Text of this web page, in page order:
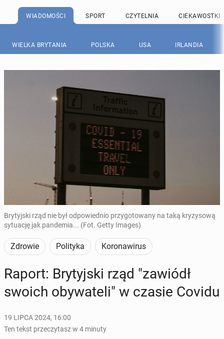
WIADOMOŚCI SPORT CZYTELNIA CIEKAWOSTKI
WIELKA BRYTANIA POLSKA USA IRLANDIA
Brytyjski rząd nie był odpowiednio przygotowany na taką kryzysową
sytuację jak pandemia... (Fot. Getty Images)
Zdrowie Polityka Koronawirus
Raport: Bry­tyj­ski rząd "zawiódł
swoich oby­wa­te­li" w czasie Covidu
19 LIPCA 2024, 16:00
Ten tekst przeczytasz w 4 minuty